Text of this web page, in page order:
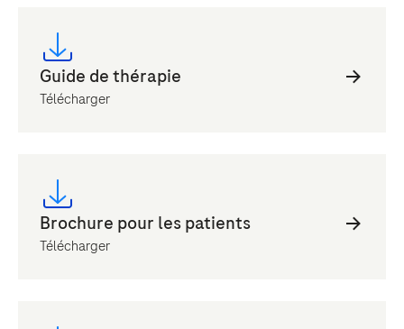
Télécharger
Télécharger